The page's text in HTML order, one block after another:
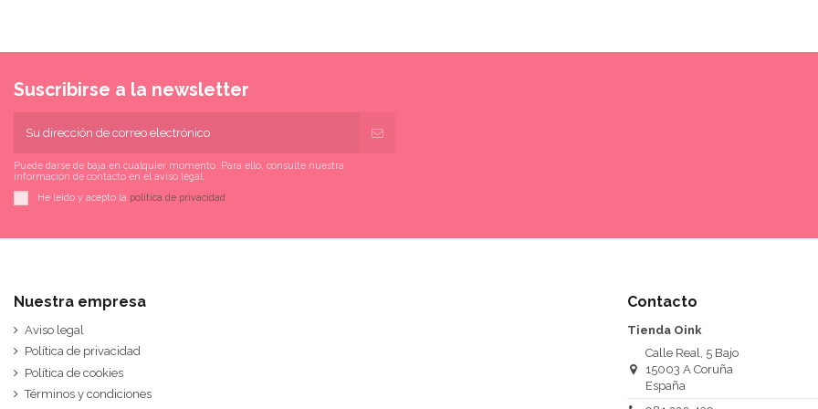
Suscribirse a la newsletter
Puede darse de baja en cualquier momento. Para ello, consulte nuestra
información de contacto en el aviso legal.
He leído y acepto la política de privacidad
Nuestra empresa
Aviso legal
Política de privacidad
Política de cookies
Términos y condiciones
Contacto
Tienda Oink
Calle Real, 5 Bajo
15003 A Coruña
España